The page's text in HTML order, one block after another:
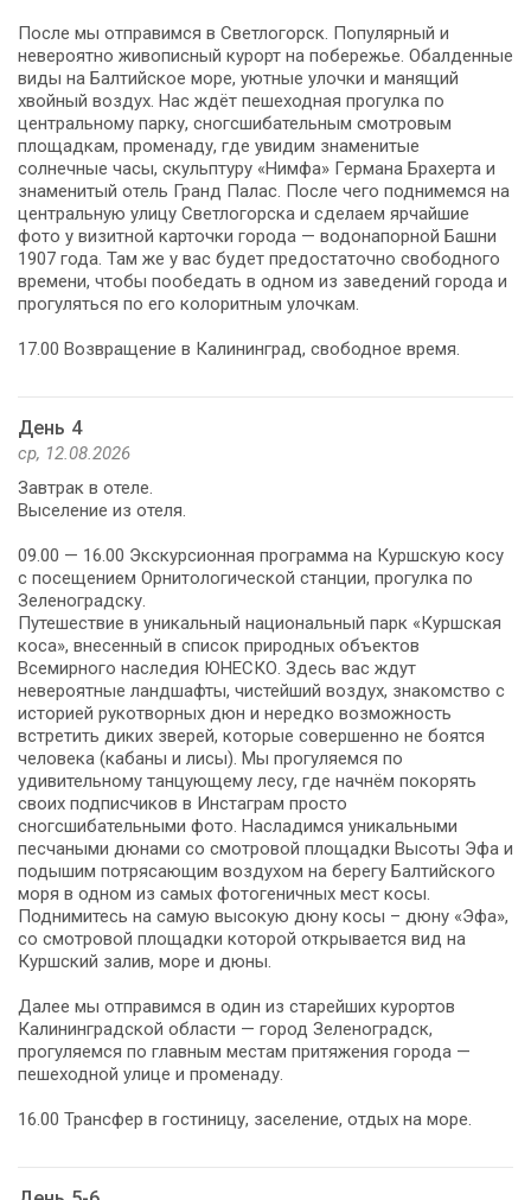
После мы отправимся в Светлогорск. Популярный и
невероятно живописный курорт на побережье. Обалденные
виды на Балтийское море, уютные улочки и манящий
хвойный воздух. Нас ждёт пешеходная прогулка по
центральному парку, сногсшибательным смотровым
площадкам, променаду, где увидим знаменитые
солнечные часы, скульптуру «Нимфа» Германа Брахерта и
знаменитый отель Гранд Палас. После чего поднимемся на
центральную улицу Светлогорска и сделаем ярчайшие
фото у визитной карточки города — водонапорной Башни
1907 года. Там же у вас будет предостаточно свободного
времени, чтобы пообедать в одном из заведений города и
прогуляться по его колоритным улочкам.
17.00 Возвращение в Калининград, свободное время.
День 4
ср, 12.08.2026
Завтрак в отеле.
Выселение из отеля.
09.00 — 16.00 Экскурсионная программа на Куршскую косу
с посещением Орнитологической станции, прогулка по
Зеленоградску.
Путешествие в уникальный национальный парк «Куршская
коса», внесенный в список природных объектов
Всемирного наследия ЮНЕСКО. Здесь вас ждут
невероятные ландшафты, чистейший воздух, знакомство с
историей рукотворных дюн и нередко возможность
встретить диких зверей, которые совершенно не боятся
человека (кабаны и лисы). Мы прогуляемся по
удивительному танцующему лесу, где начнём покорять
своих подписчиков в Инстаграм просто
сногсшибательными фото. Насладимся уникальными
песчаными дюнами со смотровой площадки Высоты Эфа и
подышим потрясающим воздухом на берегу Балтийского
моря в одном из самых фотогеничных мест косы.
Поднимитесь на самую высокую дюну косы – дюну «Эфа»,
со смотровой площадки которой открывается вид на
Куршский залив, море и дюны.
Далее мы отправимся в один из старейших курортов
Калининградской области — город Зеленоградск,
прогуляемся по главным местам притяжения города —
пешеходной улице и променаду.
16.00 Трансфер в гостиницу, заселение, отдых на море.